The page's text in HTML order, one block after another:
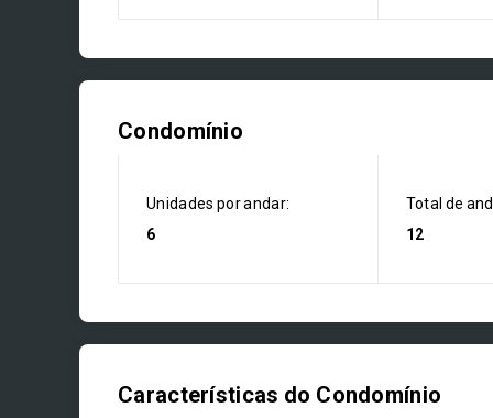
Condomínio
Unidades por andar:
6
Total de
12
Características do Condomínio